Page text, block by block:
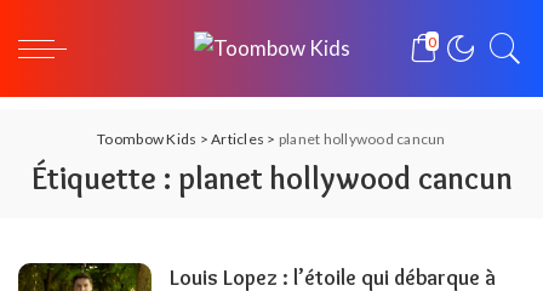
0
Toombow Kids >Articles > planet hollywood cancun
Étiquette : planet hollywood cancun
Louis Lopez : l’étoile qui débarque à